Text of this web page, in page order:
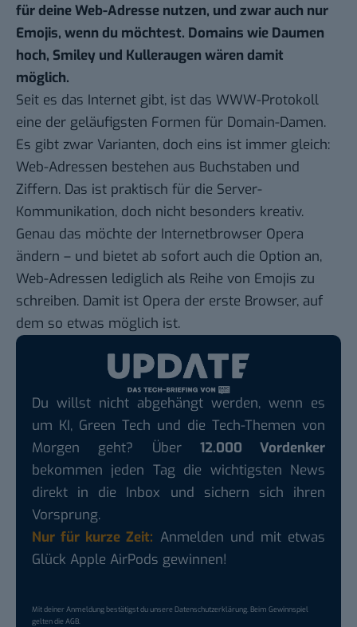
für deine Web-Adresse nutzen, und zwar auch nur
Emojis, wenn du möchtest. Domains wie Daumen
hoch, Smiley und Kulleraugen wären damit
möglich.
Seit es das Internet gibt, ist das WWW-Protokoll
eine der geläufigsten Formen für Domain-Damen.
Es gibt zwar Varianten, doch eins ist immer gleich:
Web-Adressen bestehen aus Buchstaben und
Ziffern. Das ist praktisch für die Server-
Kommunikation, doch nicht besonders kreativ.
Genau das möchte der Internetbrowser Opera
ändern – und bietet ab sofort auch die Option an,
Web-Adressen lediglich als Reihe von Emojis zu
schreiben. Damit ist Opera der erste Browser, auf
dem so etwas möglich ist.
Du willst nicht abgehängt werden, wenn es
um KI, Green Tech und die Tech-Themen von
Morgen geht? Über 12.000 Vordenker
bekommen jeden Tag die wichtigsten News
direkt in die Inbox und sichern sich ihren
Vorsprung.
Nur für kurze Zeit: Anmelden und mit etwas
Glück Apple AirPods gewinnen!
Mit deiner Anmeldung bestätigst du unsereDatenschutzerklärung. Beim Gewinnspiel
gelten dieAGB.